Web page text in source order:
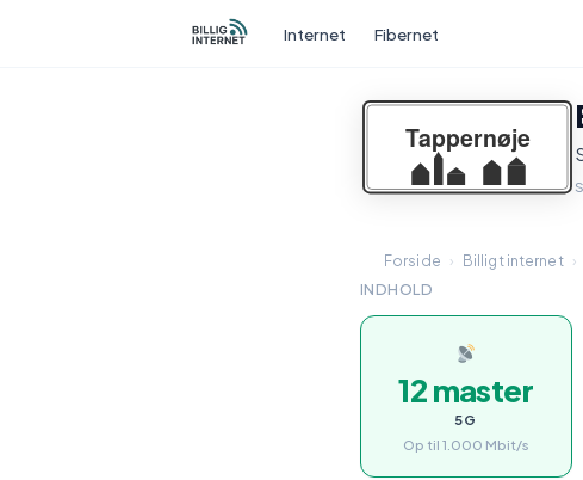
Internet Fibernet
Forside › Billigt internet ›
INDHOLD
12 master
5G
Op til 1.000 Mbit/s